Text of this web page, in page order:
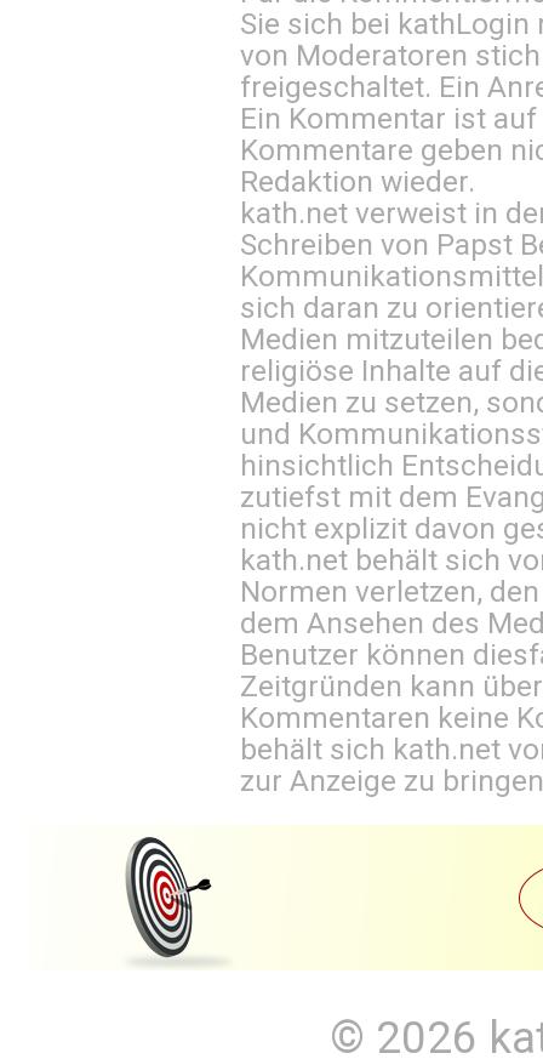
Sie sich bei kathLogin
von Moderatoren
freigeschaltet. Ein
Ein Kommentar ist
Kommentare geben
Redaktion wieder.
kath.net verweist in
Schreiben von Papst
sich daran zu
Medien mitzuteilen
religiöse Inhalte auf
Medien zu setzen,
und
hinsichtlich
zutiefst mit dem
nicht explizit davon
kath.net behält sich
Normen verletzen,
dem Ansehen des
Benutzer können
Zeitgründen kann
Kommentaren keine
behält sich kath.net
zur Anzeige zu
© 2026